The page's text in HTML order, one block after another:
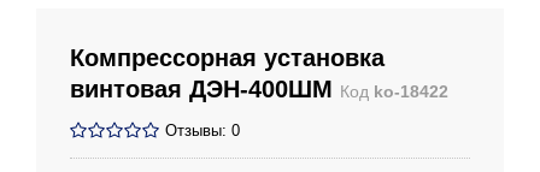
Компрессорная установка
винтовая ДЭН-400ШМ Код ko-18422
Отзывы: 0